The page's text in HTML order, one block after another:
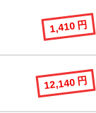
1,410 円
12,140 円